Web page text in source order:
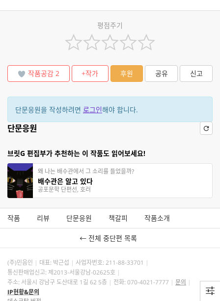
평점주기
작품공감 2 +작가 후원 공유 신고
단문응원을 작성하려면 로그인해야 합니다.
단문응원
브릿G 편집부가 추천하는 이 작품도 읽어보세요!
왜 나는 배수관에서 그 소리를 들었을까?
배수관은 알고 있다
공포문학 단편선, 호러
작품 리뷰 단문응원 책갈피 작품소개
← 전체 중단편 목록
(주)민음인 대표: 박근섭 사업자번호: 211-88-33701
통신판매업신고: 제2013-서울강남-02625호
주소: 서울시 강남구 도산대로 1길 62 5층
전화: 070-4021-7777
문의
IP현황&문의